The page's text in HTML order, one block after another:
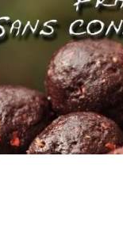
le plus grand choix